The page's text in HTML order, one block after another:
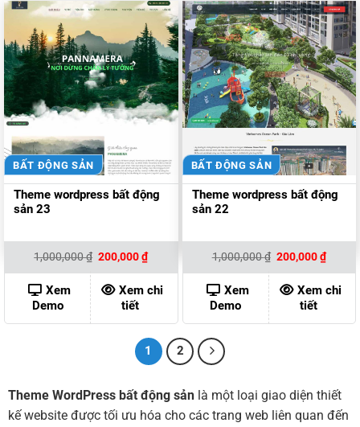
BẤT ĐỘNG SẢN
Theme wordpress bất động
sản 23
1,000,000₫ Giá
là:
1,000,000 ₫.
200,000₫Giá
hiện
tại
là:
200,000 ₫.
Xem
Demo
Xem chi
tiết
BẤT ĐỘNG SẢN
Theme wordpress bất động
sản 22
1,000,000₫ Giá
là:
1,000,000 ₫.
200,000₫Giá
hiện
tại
là:
Xem
Demo
Xem chi
tiết
1 2
Theme WordPress bất động sản là một loại giao diện thiết
kế website được tối ưu hóa cho các trang web liên quan đến